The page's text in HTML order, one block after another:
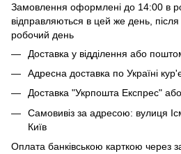
Замовлення оформлені до 14:00 в
відправляються в цей же день,
робочий день
Доставка у відділення або
Адресна доставка по Україні
Доставка "Укрпошта Експрес"
Самовивіз за адресою: вулиця
Київ
Оплата банківською карткою через